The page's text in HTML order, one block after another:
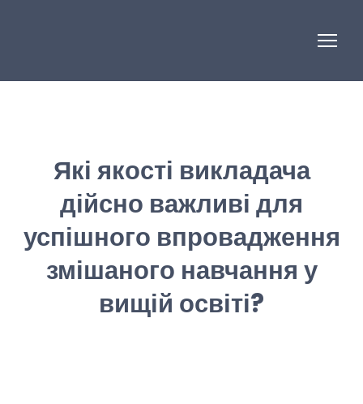
Які якості викладача
дійсно важливі для
успішного впровадження
змішаного навчання у
вищій освіті?